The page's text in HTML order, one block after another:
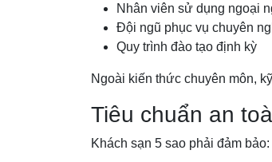
Nhân viên sử dụng ngoại
Đội ngũ phục vụ chuyên
Quy trình đào tạo định kỳ
Ngoài kiến thức chuyên môn,
Tiêu chuẩn an
Khách sạn 5 sao phải đảm bảo: